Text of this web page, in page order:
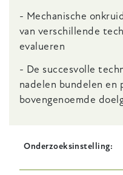
- Mechanische
van verschillende
evalueren
- De succesvolle
nadelen bundelen en
bovengenoemde
Onderzoeksinstelling